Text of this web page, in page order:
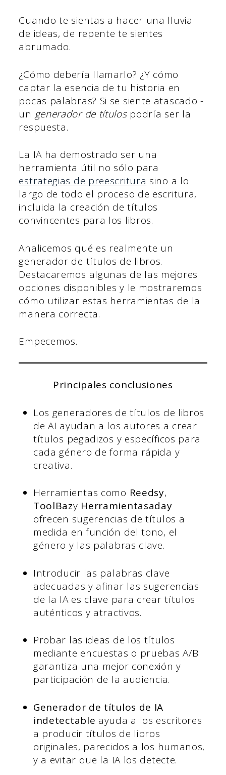
Cuando te sientas a hacer una lluvia
de ideas, de repente te sientes
abrumado.
¿Cómo debería llamarlo? ¿Y cómo
captar la esencia de tu historia en
pocas palabras? Si se siente atascado -
un generador de títulospodría ser la
respuesta.
La IA ha demostrado ser una
herramienta útil no sólo para
estrategias de preescritura sino a lo
largo de todo el proceso de escritura,
incluida la creación de títulos
convincentes para los libros.
Analicemos qué es realmente un
generador de títulos de libros.
Destacaremos algunas de las mejores
opciones disponibles y le mostraremos
cómo utilizar estas herramientas de la
manera correcta.
Empecemos.
Principales conclusiones
Los generadores de títulos de libros
de AI ayudan a los autores a crear
títulos pegadizos y específicos para
cada género de forma rápida y
creativa.
Herramientas como Reedsy,
ToolBazy Herramientasaday
ofrecen sugerencias de títulos a
medida en función del tono, el
género y las palabras clave.
Introducir las palabras clave
adecuadas y afinar las sugerencias
de la IA es clave para crear títulos
auténticos y atractivos.
Probar las ideas de los títulos
mediante encuestas o pruebas A/B
garantiza una mejor conexión y
participación de la audiencia.
Generador de títulos de IA
indetectable ayuda a los escritores
a producir títulos de libros
originales, parecidos a los humanos,
y a evitar que la IA los detecte.